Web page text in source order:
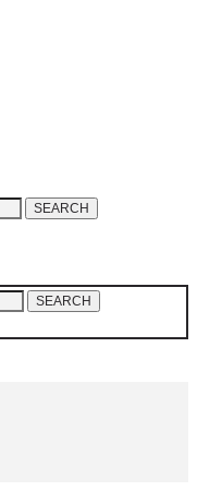
SEARCH
SEARCH